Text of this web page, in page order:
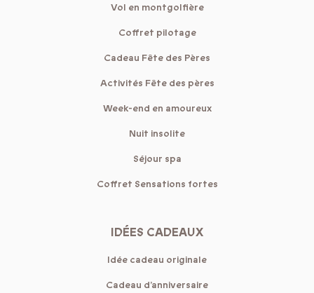
Vol en montgolfière
Coffret pilotage
Cadeau Fête des Pères
Activités Fête des pères
Week-end en amoureux
Nuit insolite
Séjour spa
Coffret Sensations fortes
IDÉES CADEAUX
Idée cadeau originale
Cadeau d’anniversaire